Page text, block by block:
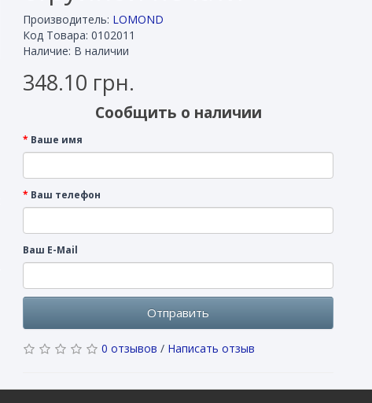
Производитель: LOMOND
Код Товара: 0102011
Наличие: В наличии
348.10 грн.
Сообщить о наличии
Ваше имя
Ваш телефон
Ваш E-Mail
Отправить
0 отзывов / Написать отзыв